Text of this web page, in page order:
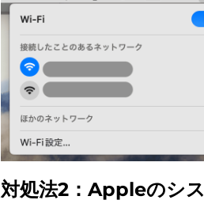
対処法2：Appleのシ